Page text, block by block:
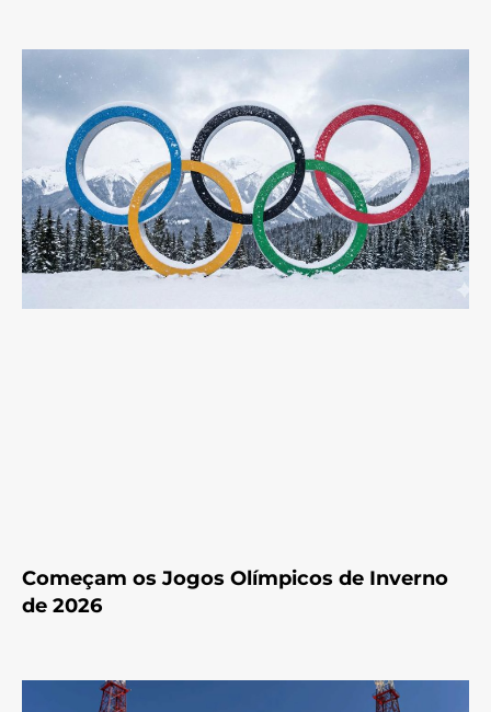
Começam os Jogos Olímpicos de Inverno
de 2026